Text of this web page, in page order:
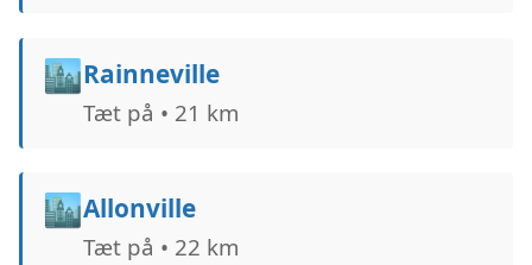
🏙️Rainneville
Tæt på • 21 km
🏙️Allonville
Tæt på • 22 km